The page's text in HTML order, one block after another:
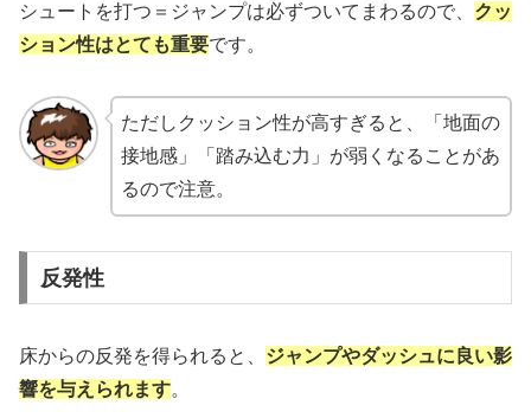
シュートを打つ＝ジャンプは必ずついてまわるので、 クッ
ション性はとても重要です。
ただしクッション性が高すぎると、「地面の
接地感」「踏み込む力」が弱くなることがあ
るので注意。
反発性
床からの反発を得られると、 ジャンプやダッシュに良い影
響を与えられます。